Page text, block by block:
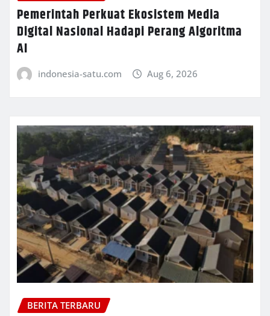
Pemerintah Perkuat Ekosistem Media
Digital Nasional Hadapi Perang Algoritma
AI
indonesia-satu.com Aug 6, 2026
BERITA TERBARU